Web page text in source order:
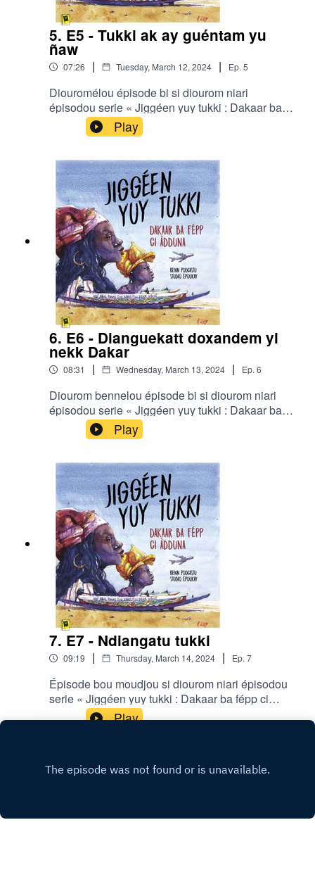
5. E5 - Tukki ak ay guéntam yu
ñaw
07:26 | Tuesday, March 12, 2024 | Ep. 5
Diouromélou épisode bi si diourom niari
épisodou serie « Jiggéen yuy tukki : Dakaar ba
fépp ci àdduna » gniko realisé di Ibrahima Diouf
ak Clair Rivière bou studio Ëpoukay.
Play
6. E6 - Dianguekatt doxandem yi
nekk Dakar
08:31 | Wednesday, March 13, 2024 | Ep. 6
Diourom bennelou épisode bi si diourom niari
épisodou serie « Jiggéen yuy tukki : Dakaar ba
fépp ci àdduna » gniko realisé di Ibrahima Diouf
ak Clair Rivière bou studio Ëpoukay.
Play
7. E7 - Ndiangatu tukki
09:19 | Thursday, March 14, 2024 | Ep. 7
Épisode bou moudjou si diourom niari épisodou
serie « Jiggéen yuy tukki : Dakaar ba fépp ci
àdduna » gniko realisé di Ibrahima Diouf ak Clair
Play